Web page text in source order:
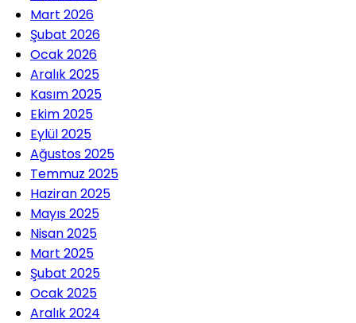
Mart 2026
Şubat 2026
Ocak 2026
Aralık 2025
Kasım 2025
Ekim 2025
Eylül 2025
Ağustos 2025
Temmuz 2025
Haziran 2025
Mayıs 2025
Nisan 2025
Mart 2025
Şubat 2025
Ocak 2025
Aralık 2024